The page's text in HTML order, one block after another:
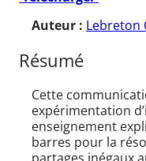
Auteur : Lebreton
Résumé
Cette
expérimentation
enseignement
barres pour la